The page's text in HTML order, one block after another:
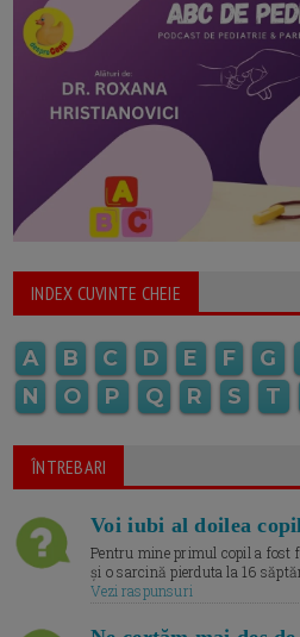
INDEX CUVINTE CHEIE
A B C D E F G
N
O P Q R S T
ÎNTREBARI
Voi iubi al doilea
Pentru mine primul copil a fost
și o sarcină pierduta la 16
Vezi raspunsuri